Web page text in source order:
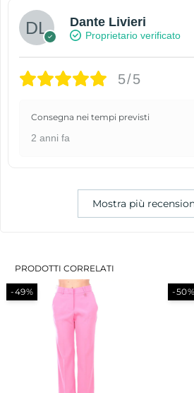
Dante Livieri
Proprietario verificato
5/5
Consegna nei tempi previsti
2 anni fa
Mostra più
PRODOTTI CORRELATI
-49% -50%